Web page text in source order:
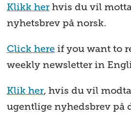
Klikk herhvis du vil
nyhetsbrev på norsk.
Click hereif you want to
weekly newsletter in
Klik her, hvis du vil
ugentlige nyhedsbrev på